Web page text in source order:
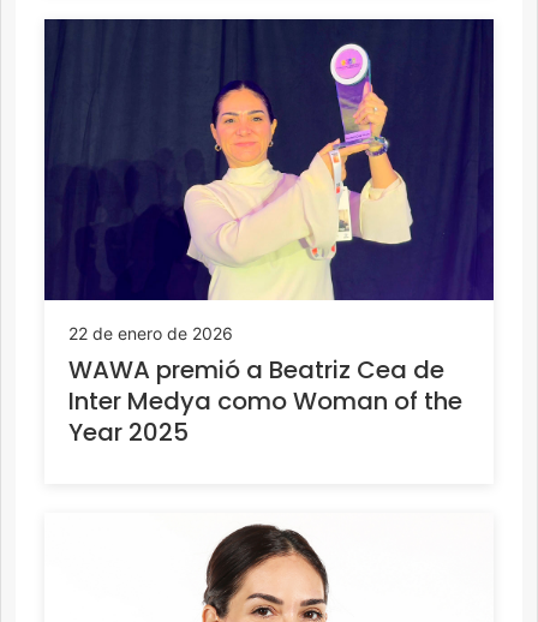
22 de enero de 2026
WAWA premió a Beatriz Cea de
Inter Medya como Woman of the
Year 2025